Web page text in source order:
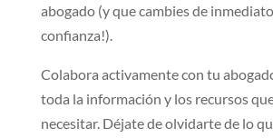
abogado (y que cambies de
confianza!).
Colabora activamente con tu
toda la información y los recursos
necesitar. Déjate de olvidarte de lo